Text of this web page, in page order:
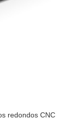
redondos CNC